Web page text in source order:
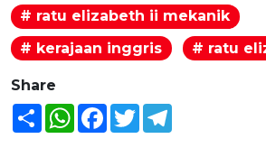
# ratu elizabeth ii mekanik
# kerajaan inggris
# ratu
Share
Share WhatsAppFacebook
Twitter